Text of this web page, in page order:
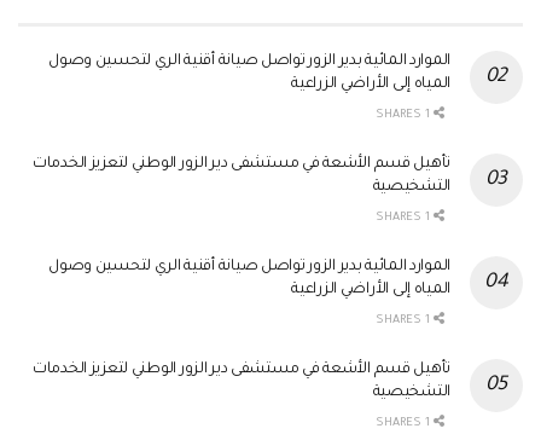
الموارد المائية بدير الزور تواصل صيانة أقنية الري لتحسين وصول
المياه إلى الأراضي الزراعية
تأهيل قسم الأشعة في مستشفى دير الزور الوطني لتعزيز الخدمات
التشخيصية
الموارد المائية بدير الزور تواصل صيانة أقنية الري لتحسين وصول
المياه إلى الأراضي الزراعية
تأهيل قسم الأشعة في مستشفى دير الزور الوطني لتعزيز الخدمات
التشخيصية